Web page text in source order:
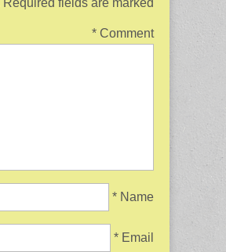
Comment
*
Name
*
Email
*